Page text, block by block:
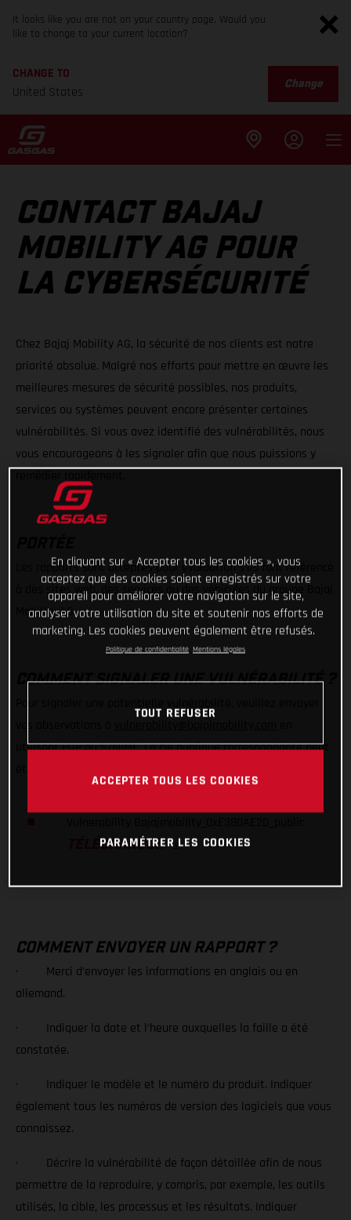
It looks like you are not on your country page. Would you
like to change to your current location?
CHANGE TO
United States
Change
CONTACT BAJAJ
MOBILITY AG POUR
LA CYBERSÉCURITÉ
Chez Bajaj Mobility AG, la sécurité de nos clients est notre
priorité absolue. Malgré nos efforts pour mettre en œuvre les
meilleures mesures de sécurité possibles, nos produits,
services ou systèmes peuvent encore présenter certaines
vulnérabilités. Si vous avez identifié des vulnérabilités, nous
vous encourageons à les signaler afin que nous puissions y
Les rapports sont acceptés pour évaluation s’ils font référence
à des sites web, des services ou des véhicules du groupe Bajaj
Mobility AG.
COMMENT SIGNALER UNE VULNÉRABILITÉ ?
utilisant PGP ou S/MIME. La clé publique correspondante peut
TÉLÉCHARGER
COMMENT ENVOYER UN RAPPORT ?
· Merci d’envoyer les informations en anglais ou en
allemand.
· Indiquer la date et l’heure auxquelles la faille a été
constatée.
· Indiquer le modèle et le numéro du produit. Indiquer
également tous les numéros de version des logiciels que vous
connaissez.
· Décrire la vulnérabilité de façon détaillée afin de nous
permettre de la reproduire, y compris, par exemple, les outils
utilisés, la cible, les processus et les résultats. Indiquer
En cliquant sur « Accepter tous les cookies », vous
acceptez que des cookies soient enregistrés sur votre
appareil pour améliorer votre navigation sur le site,
analyser votre utilisation du site et soutenir nos efforts de
marketing. Les cookies peuvent également être refusés.
Politique de confidentialité Mentions légales
TOUT REFUSER
ACCEPTER TOUS LES COOKIES
PARAMÉTRER LES COOKIES